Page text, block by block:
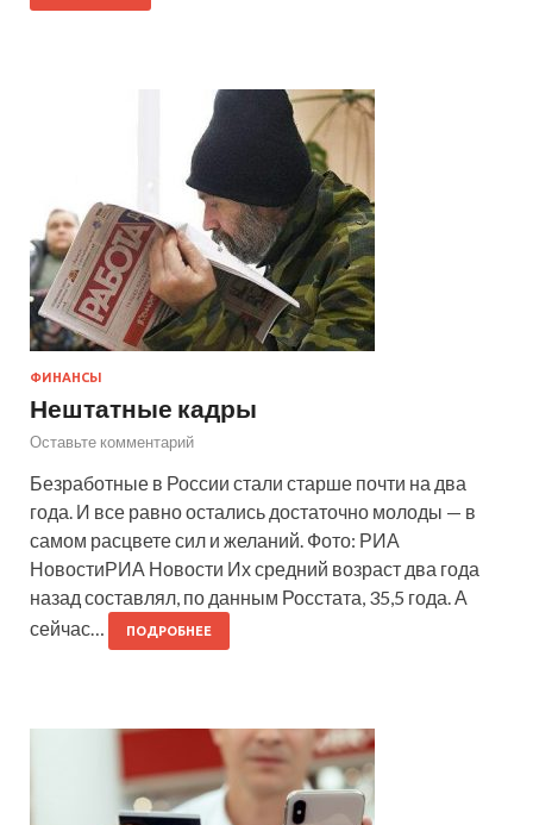
ФИНАНСЫ
Нештатные кадры
Оставьте комментарий
Безработные в России стали старше почти на два
года. И все равно остались достаточно молоды — в
самом расцвете сил и желаний. Фото: РИА
НовостиРИА Новости Их средний возраст два года
назад составлял, по данным Росстата, 35,5 года. А
сейчас…
ПОДРОБНЕЕ